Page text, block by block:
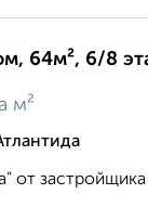
64м², 6/8
м²
от